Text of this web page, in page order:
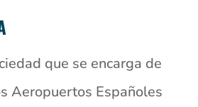
que se encarga de
Aeropuertos Españoles